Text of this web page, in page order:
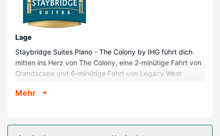
Lage
Staybridge Suites Plano - The Colony by IHG führt dich
mitten ins Herz von The Colony, eine 2-minütige Fahrt von
Grandscape und 6-minütige Fahrt von Legacy West
Shops at Legacy und 7,9 km von Stonebriar Centre Mall
Mehr